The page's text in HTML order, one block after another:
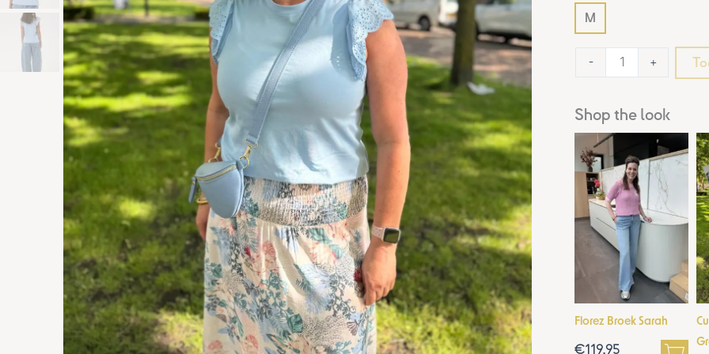
M
- +
Shop the look
Florez Broek Sarah
€119,95